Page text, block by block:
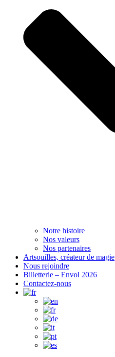
Notre histoire
Nos valeurs
Nos partenaires
Artsouilles, créateur de magie
Nous rejoindre
Billetterie – Envol 2026
Contactez-nous